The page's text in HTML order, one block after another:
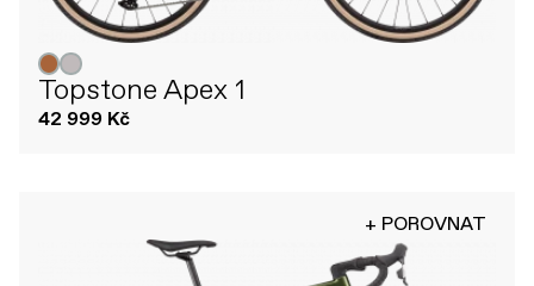
Topstone Apex 1
42 999 Kč
+ POROVNAT